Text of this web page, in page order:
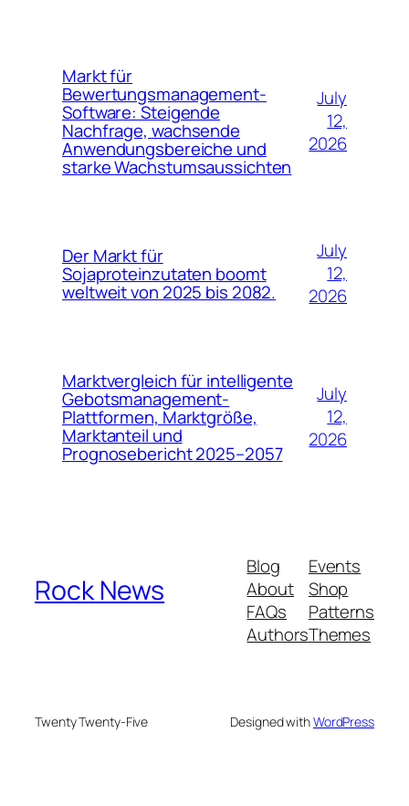
Markt für
Bewertungsmanagement-
Software: Steigende
Nachfrage, wachsende
Anwendungsbereiche und
starke Wachstumsaussichten
July
12,
2026
Der Markt für
Sojaproteinzutaten boomt
weltweit von 2025 bis 2082.
July
12,
2026
Marktvergleich für intelligente
Gebotsmanagement-
Plattformen, Marktgröße,
Marktanteil und
Prognosebericht 2025–2057
July
12,
2026
Rock News
Blog
About
FAQs
Authors
Events
Shop
Patterns
Themes
Twenty Twenty-Five Designed withWordPress